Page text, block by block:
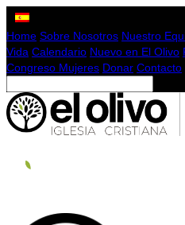
Home Sobre Nosotros Nuestro
Vida Calendario Nuevo en El Olivo
Congreso Mujeres Donar Contacto